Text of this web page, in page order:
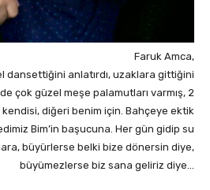
Faruk Amca,
dansettiğini anlatırdı, uzaklara gittiğini
çok güzel meşe palamutları varmış, 2
diğeri benim için. Bahçeye ektik
Bim’in başucuna. Her gün gidip su
büyürlerse belki bize dönersin diye,
büyümezlerse biz sana geliriz diye…